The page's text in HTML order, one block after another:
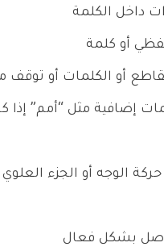
داخل الكلمة
أو كلمة
أو الكلمات أو توقف
إضافية مثل “أمم” إذا
حركة الوجه أو الجزء
بشكل فعال